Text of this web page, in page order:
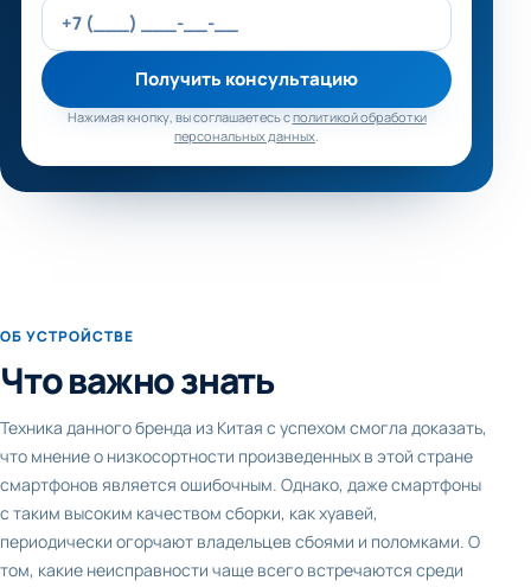
Получить консультацию
Нажимая кнопку, вы соглашаетесь сполитикой обработки
персональных данных.
ОБ УСТРОЙСТВЕ
Что важно знать
Техника данного бренда из Китая с успехом смогла доказать,
что мнение о низкосортности произведенных в этой стране
смартфонов является ошибочным. Однако, даже смартфоны
с таким высоким качеством сборки, как хуавей,
периодически огорчают владельцев сбоями и поломками. О
том, какие неисправности чаще всего встречаются среди